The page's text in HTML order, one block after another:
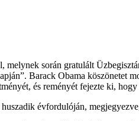
során gratulált
Barack Obama
és reményét fejezte ki,
évfordulóján,